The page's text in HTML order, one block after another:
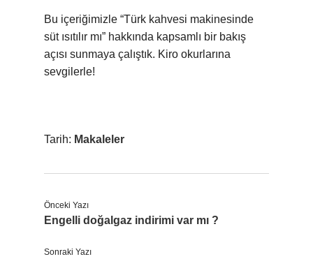
Bu içeriğimizle “Türk kahvesi makinesinde
süt ısıtılır mı” hakkında kapsamlı bir bakış
açısı sunmaya çalıştık. Kiro okurlarına
sevgilerle!
Tarih: Makaleler
Önceki Yazı
Engelli doğalgaz indirimi var mı ?
Sonraki Yazı